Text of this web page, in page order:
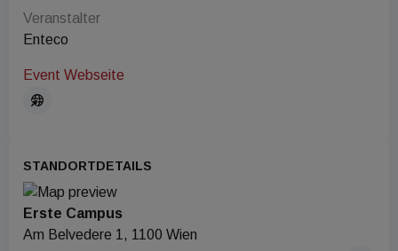
Veranstalter
Enteco
Event Webseite
STANDORTDETAILS
Erste Campus
Am Belvedere 1, 1100 Wien